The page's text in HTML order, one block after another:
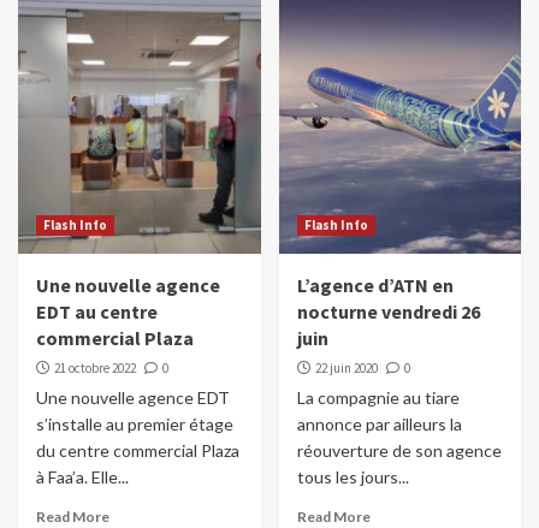
Flash Info
Une nouvelle agence
EDT au centre
commercial Plaza
21 octobre 2022 0
Une nouvelle agence EDT
s’installe au premier étage
du centre commercial Plaza
à Faa’a. Elle...
Read More
Flash Info
L’agence d’ATN en
nocturne vendredi 26
juin
22 juin 2020 0
La compagnie au tiare
annonce par ailleurs la
réouverture de son agence
tous les jours...
Read More